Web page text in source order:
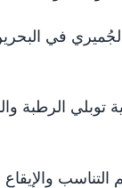
في
توبلي